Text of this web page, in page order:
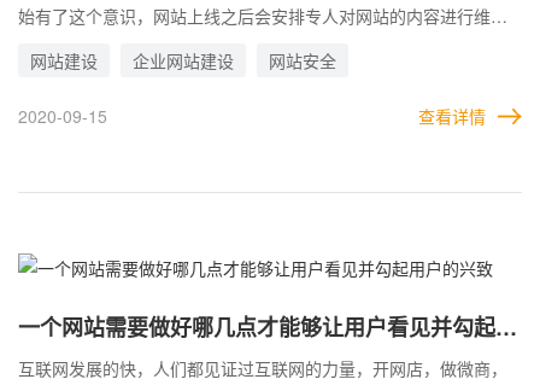
始有了这个意识，网站上线之后会安排专人对网站的内容进行维护
站进行管理或者是没人管理，二者对待网站的态度不一样，网站给
企业带来的效果也会千差万别，企业网站更新维护很重要，能够提
人去做，如果对网站建设不是很了解，网站便得不到好的维护，胡
网站建设的人去做，从而保证企业网站高质量的运行。
网站建设 企业网站建设 网站安全
2020-09-15 查看详情
一个网站需要做好哪几点才能够让用户看见并勾起用
户的兴致
互联网发展的快，人们都见证过互联网的力量，开网店，做微商，